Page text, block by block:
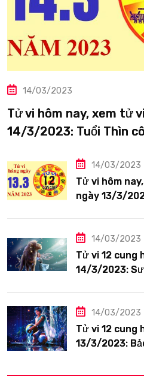
14/03/2023
Tử vi hôm nay, xem tử
14/3/2023: Tuổi Thìn
14/03/2023
Tử vi hôm
ngày 13/3/
14/03/2023
Tử vi 12 cung
14/3/2023:
14/03/2023
Tử vi 12 cung
13/3/2023: